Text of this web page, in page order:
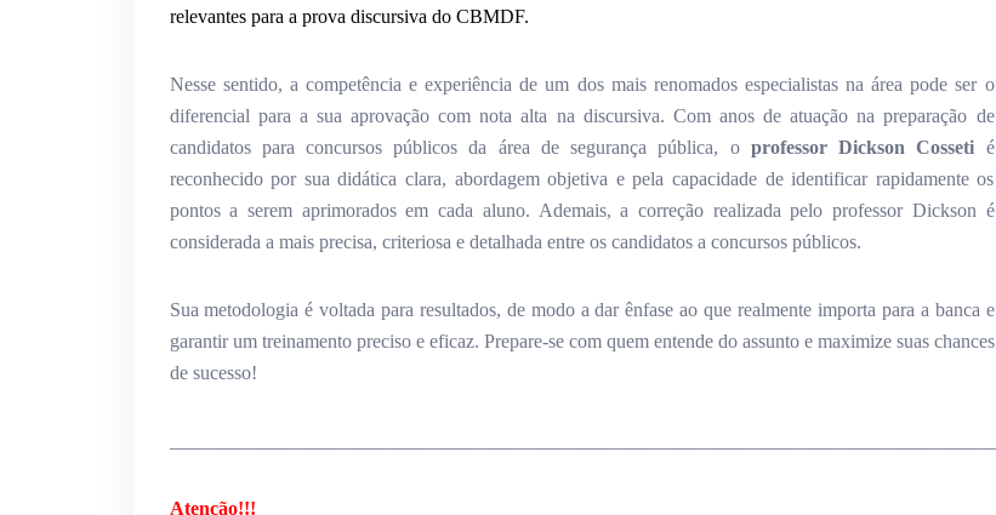
relevantes para a prova discursiva do CBMDF.
Nesse sentido, a competência e experiência de um dos mais renomados especialistas na área pode ser o
diferencial para a sua aprovação com nota alta na discursiva. Com anos de atuação na preparação de
candidatos para concursos públicos da área de segurança pública, o professor Dickson Cosseti é
reconhecido por sua didática clara, abordagem objetiva e pela capacidade de identificar rapidamente os
pontos a serem aprimorados em cada aluno. Ademais, a correção realizada pelo professor Dickson é
considerada a mais precisa, criteriosa e detalhada entre os candidatos a concursos públicos.
Sua metodologia é voltada para resultados, de modo a dar ênfase ao que realmente importa para a banca e
garantir um treinamento preciso e eficaz. Prepare-se com quem entende do assunto e maximize suas chances
de sucesso!
Atenção!!!